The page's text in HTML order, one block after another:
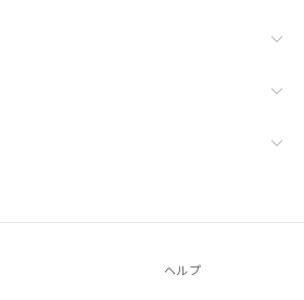
ヘルプ